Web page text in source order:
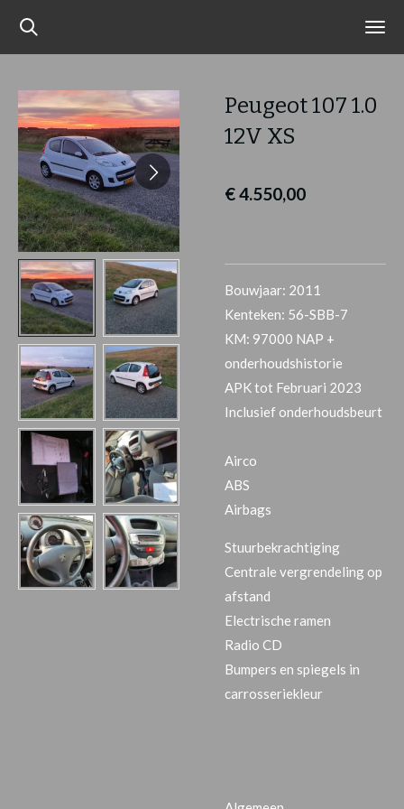
Ga
de
hoofdinhoud
Peugeot 107 1.0
12V XS
€ 4.550,00
Bouwjaar: 2011
Kenteken: 56-SBB-7
KM: 97000 NAP +
onderhoudshistorie
APK tot Februari 2023
Inclusief onderhoudsbeurt
Airco
ABS
Airbags
Stuurbekrachtiging
Centrale vergrendeling op
afstand
Electrische ramen
Radio CD
Bumpers en spiegels in
carrosseriekleur